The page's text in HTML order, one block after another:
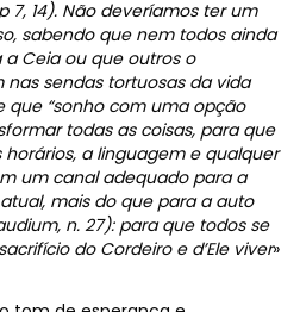
7, 14). Não deveríamos ter um
sabendo que nem todos ainda
Ceia ou que outros o
sendas tortuosas da vida
que “sonho com uma opção
todas as coisas, para que
horários, a linguagem e qualquer
um canal adequado para a
mais do que para a auto
n. 27): para que todos se
do Cordeiro e d’Ele viver»